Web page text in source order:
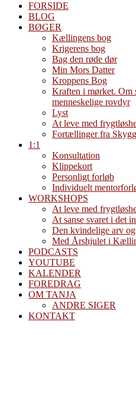
FORSIDE
BLOG
BØGER
Kællingens bog
Krigerens bog
Bag den røde dør
Min Mors Datter
Kroppens Bog
Kraften i mørket. Om
menneskelige rovdyr
Lyst
At leve med
Fortællinger fra
1:1
Konsultation
Klippekort
Personligt forløb
Individuelt
WORKSHOPS
At leve med
At sanse svaret i det
Den kvindelige arv
Med Årshjulet i
PODCASTS
YOUTUBE
KALENDER
FOREDRAG
OM TANJA
ANDRE SIGER
KONTAKT